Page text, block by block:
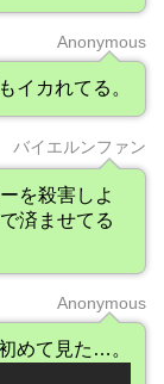
Anonymous
イカれてる。
バイエルンファン
を殺害しよ
済ませてる
Anonymous
めて見た…。